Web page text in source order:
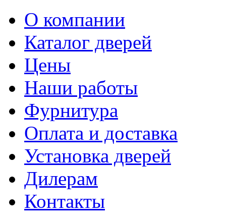
О компании
Каталог дверей
Цены
Наши работы
Фурнитура
Оплата и доставка
Установка дверей
Дилерам
Контакты